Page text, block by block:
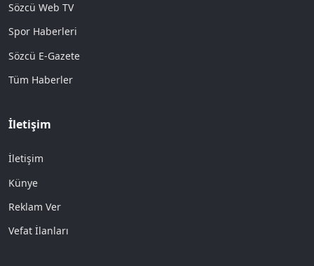
Sözcü Web TV
Spor Haberleri
Sözcü E-Gazete
Tüm Haberler
İletişim
İletişim
Künye
Reklam Ver
Vefat İlanları